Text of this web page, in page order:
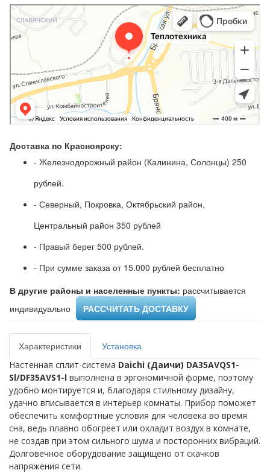
Доставка по Красноярску:
- Железнодорожный район (Калинина, Солонцы) 250
рублей.
- Северный, Покровка, Октябрьский район,
Центральный район 350 рублей
- Правый берег 500 рублей.
- При сумме заказа от 15.000 рублей бесплатно
В другие районы и населенные пункты: рассчитывается
индивидуально ​
РАССЧИТАТЬ ДОСТАВКУ
Характеристики Установка
Настенная сплит-система Daichi (Даичи) DA35AVQS1-
Sl/DF35AVS1-l выполнена в эргономичной форме, поэтому
удобно монтируется и, благодаря стильному дизайну,
удачно вписывается в интерьер комнаты. Прибор поможет
обеспечить комфортные условия для человека во время
сна, ведь плавно обогреет или охладит воздух в комнате,
не создав при этом сильного шума и посторонних вибраций.
Долговечное оборудование защищено от скачков
напряжения сети.